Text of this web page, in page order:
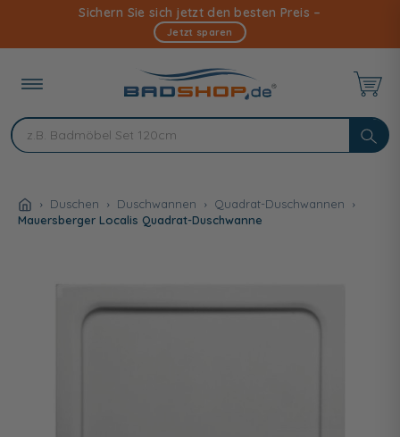
Inhalt
Sichern Sie sich jetzt den besten Preis –
Jetzt sparen
Duschen Duschwannen
Quadrat-Duschwannen
Mauersberger Localis Quadrat-Duschwanne